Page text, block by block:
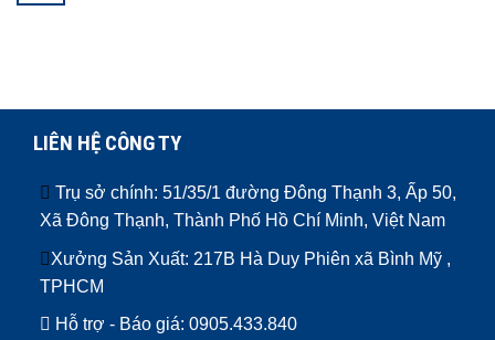
LIÊN HỆ CÔNG TY
Trụ sở chính: 51/35/1 đường Đông Thạnh 3, Ấp 50,
Xã Đông Thạnh, Thành Phố Hồ Chí Minh, Việt Nam
Xưởng Sản Xuất: 217B Hà Duy Phiên xã Bình Mỹ ,
TPHCM
Hỗ trợ - Báo giá: 0905.433.840